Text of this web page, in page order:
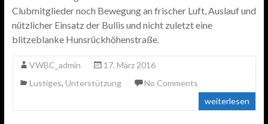
Clubmitglieder noch Bewegung an frischer Luft, Auslauf und
nützlicher Einsatz der Bullis und nicht zuletzt eine
blitzeblanke Hunsrückhöhenstraße.
VWBC_admin
17. März 2016
Lustiges, Unterstützung
No Comments
weiterlesen